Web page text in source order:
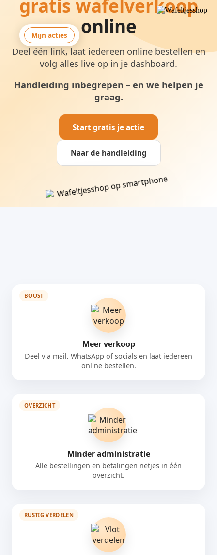
Aanmelden
Mijn acties
gratis wafelverkoop
online
Deel één link, laat iedereen online bestellen en
volg alles live op in je dashboard.
Handleiding inbegrepen – en we helpen je
graag.
Start gratis je actie
Naar de handleiding
BOOST
Meer verkoop
Deel via mail, WhatsApp of socials en laat iedereen
online bestellen.
OVERZICHT
Minder administratie
Alle bestellingen en betalingen netjes in één
overzicht.
RUSTIG VERDELEN